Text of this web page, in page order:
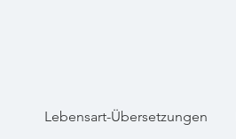
Lebensart-Übersetzungen